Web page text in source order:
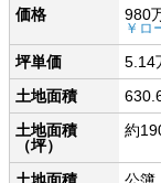
価格
980
￥ロ
坪単価
5.14
土地面積
土地面積
（坪）
約